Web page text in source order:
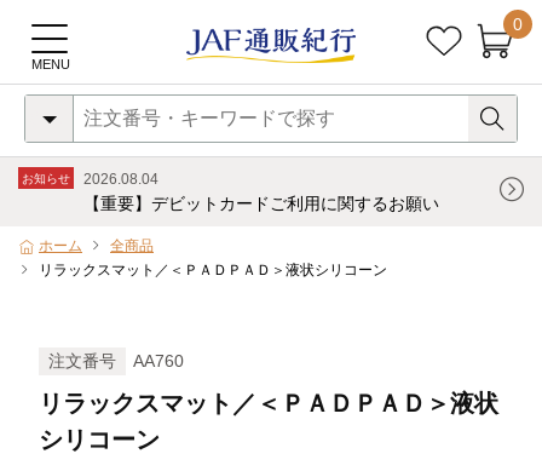
0
お知らせ 2026.08.04
【重要】デビットカードご利用に関するお願い
ホーム
全商品
リラックスマット／＜ＰＡＤＰＡＤ＞液状シリコーン
注文番号 AA760
リラックスマット／＜ＰＡＤＰＡＤ＞液状
シリコーン